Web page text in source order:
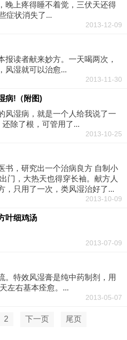
晚上疼得睡不着觉，三伏天还得
症状消失了...
2013-12-09
报读者献来妙方。一天喝两次，
风湿就可以治愈...
2013-11-30
病!（附图)
风湿病，就是一个人给我说了一
还除了根，可管用了...
2013-10-25
书，研究出一个治病良方 自制小
门，大热天也得穿长袖。献方人
，只用了一次，类风湿治好了...
2013-10-09
叶细鸡汤
2013-07-09
。特效风湿膏是纯中药制剂，用
左右基本痊愈。...
2013-05-07
2 下一页 尾页